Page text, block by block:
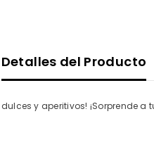
Detalles del Producto
y aperitivos! ¡Sorprende